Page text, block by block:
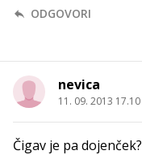
ODGOVORI
nevica
11. 09. 2013 17.10
Čigav je pa dojenček?